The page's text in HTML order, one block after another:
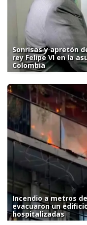
Sonrisas y apretón
rey Felipe VI en la
Colombia
Incendio a metros
evacuaron un
hospitalizadas